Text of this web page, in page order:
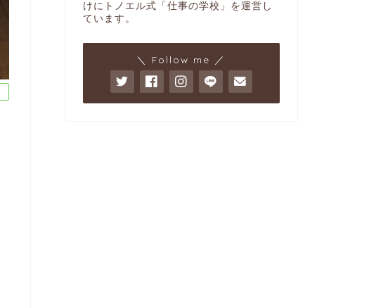
けにトノエル式「仕事の学校」を運営し
ています。
＼ Follow me ／